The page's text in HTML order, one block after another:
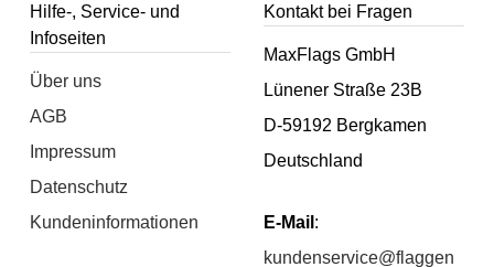
Hilfe-, Service- und
Infoseiten
Über uns
AGB
Impressum
Datenschutz
Kundeninformationen
Kontakt bei Fragen
MaxFlags GmbH
Lünener Straße 23B
D-59192 Bergkamen
Deutschland
E-Mail :
kundenservice@flaggen